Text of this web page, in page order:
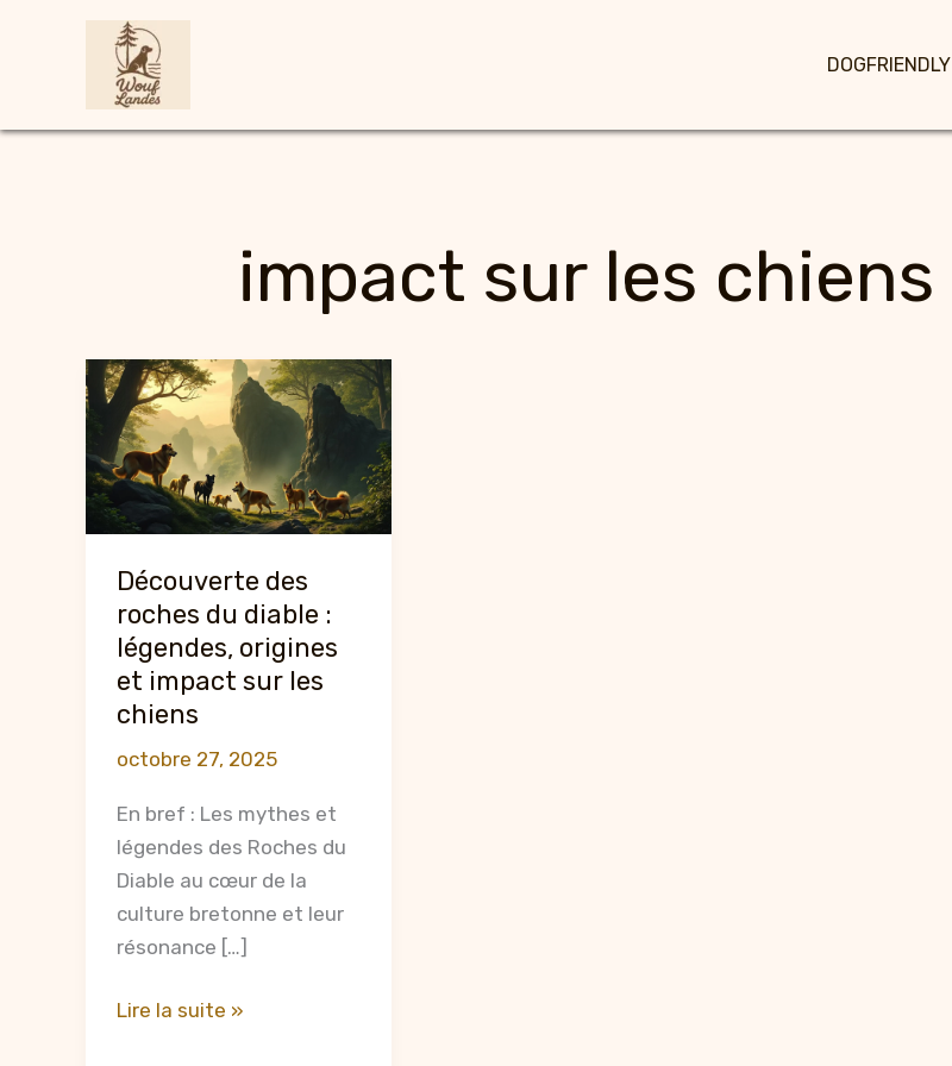
Aller
DOGFRIENDLY
impact sur les chiens
Découverte des
roches du diable :
légendes, origines
et impact sur les
chiens
octobre 27, 2025
En bref : Les mythes et
légendes des Roches du
Diable au cœur de la
culture bretonne et leur
résonance […]
Découverte
Lire la suite »